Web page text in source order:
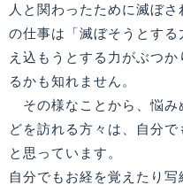
人と関わったために滅ぼ
の仕事は「滅ぼそうとす
え込もうとする力がぶつ
るかも知れません。
その様なことから、悩み
どを訪れる方々は、自分
と思っています。
自分でもお経を覚えたり